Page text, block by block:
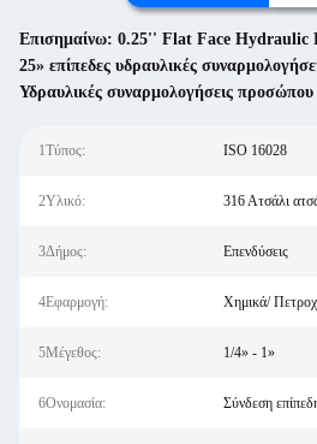
Επισημαίνω: 0.25'' Flat Face Hydraulic
25» επίπεδες υδραυλικές
Υδραυλικές συναρμολογήσεις προσώπου
1Τύπος: ISO 16028
2Υλικό: 316 Ατσάλι
3Δήμος: Επενδύσεις
4Εφαρμογή: Χημικά/
5Μέγεθος: 1/4» - 1»
6Ονομασία: Σύνδεση